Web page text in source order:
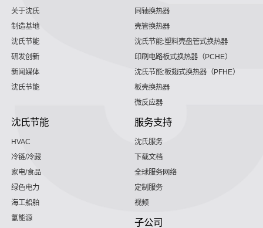
关于沈氏
制造基地
沈氏节能
研发创新
新闻媒体
沈氏节能
同轴换热器
壳管换热器
沈氏节能:塑料壳盘管式换热器
印刷电路板式换热器（PCHE）
沈氏节能:板翅式换热器（PFHE）
板壳换热器
微反应器
沈氏节能
HVAC
冷链/冷藏
家电/食品
绿色电力
海工船舶
氢能源
服务支持
沈氏服务
下载文档
全球服务网络
定制服务
视频
子公司